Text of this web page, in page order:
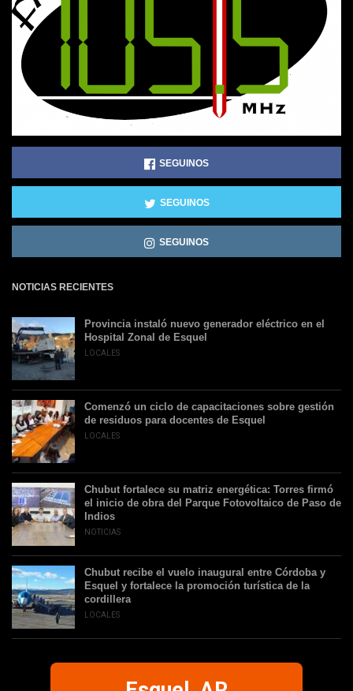
SEGUINOS
SEGUINOS
SEGUINOS
NOTICIAS RECIENTES
Provincia instaló nuevo generador eléctrico en el
Hospital Zonal de Esquel
LOCALES
Comenzó un ciclo de capacitaciones sobre gestión
de residuos para docentes de Esquel
LOCALES
Chubut fortalece su matriz energética: Torres firmó
el inicio de obra del Parque Fotovoltaico de Paso de
Indios
NOTICIAS
Chubut recibe el vuelo inaugural entre Córdoba y
Esquel y fortalece la promoción turística de la
cordillera
LOCALES